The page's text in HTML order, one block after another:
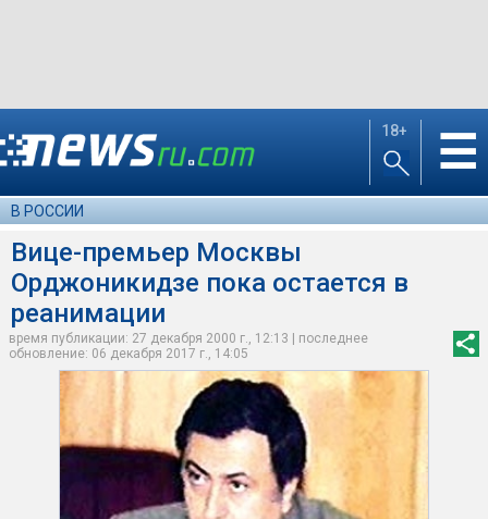
18+ ☰
В РОССИИ
Вице-премьер Москвы
Орджоникидзе пока остается в
реанимации
время публикации: 27 декабря 2000 г., 12:13 | последнее
обновление: 06 декабря 2017 г., 14:05